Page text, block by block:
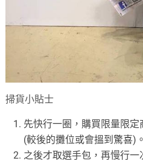
掃貨小貼士
先快行一圈，購買限量限
(較後的攤位或會搵到驚喜)。
之後才取選手包，再慢行一